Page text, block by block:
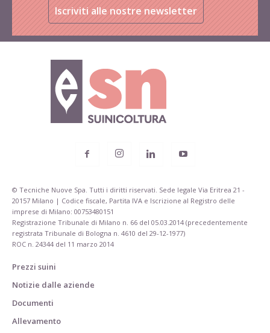
Iscriviti alle nostre newsletter
© Tecniche Nuove Spa. Tutti i diritti riservati. Sede legale Via Eritrea 21 -
20157 Milano | Codice fiscale, Partita IVA e Iscrizione al Registro delle
imprese di Milano: 00753480151
Registrazione Tribunale di Milano n. 66 del 05.03.2014 (precedentemente
registrata Tribunale di Bologna n. 4610 del 29-12-1977)
ROC n. 24344 del 11 marzo 2014
Prezzi suini
Notizie dalle aziende
Documenti
Allevamento